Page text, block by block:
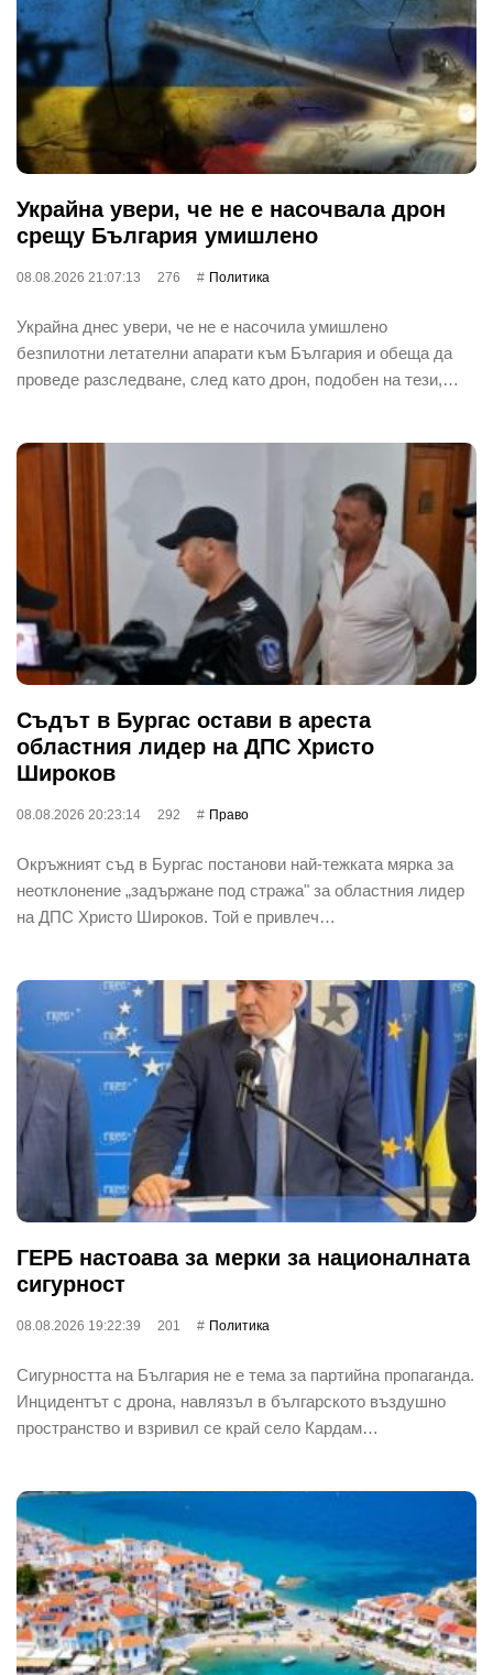
Украйна увери, че не е насочвала дрон
срещу България умишлено
08.08.2026 21:07:13 276 Политика
Украйна днес увери, че не е насочила умишлено
безпилотни летателни апарати към България и обеща да
проведе разследване, след като дрон, подобен на тези,…
Съдът в Бургас остави в ареста
областния лидер на ДПС Христо
Широков
08.08.2026 20:23:14 292 Право
Окръжният съд в Бургас постанови най-тежката мярка за
неотклонение „задържане под стража" за областния лидер
на ДПС Христо Широков. Той е привлеч…
ГЕРБ настоава за мерки за националната
сигурност
08.08.2026 19:22:39 201 Политика
Сигурността на България не е тема за партийна пропаганда.
Инцидентът с дрона, навлязъл в българското въздушно
пространство и взривил се край село Кардам…